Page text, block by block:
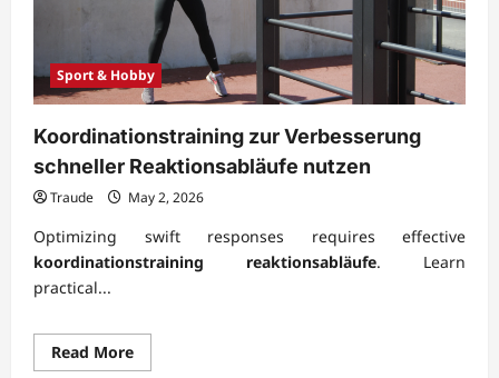
Sport & Hobby
Koordinationstraining zur Verbesserung
schneller Reaktionsabläufe nutzen
Traude May 2, 2026
Optimizing swift responses requires effective
koordinationstraining reaktionsabläufe. Learn
practical...
Read MoreRead
more